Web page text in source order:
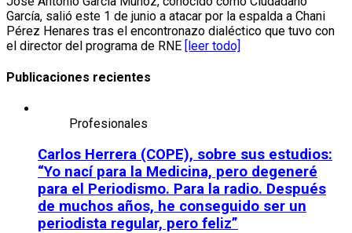
García, salió este 1 de junio a atacar por la espalda a Chani
Pérez Henares tras el encontronazo dialéctico que tuvo con
el director del programa de RNE [leer todo]
Publicaciones recientes
Profesionales
Carlos Herrera (COPE), sobre sus estudios:
“Yo nací para la Medicina, pero degeneré
para el Periodismo. Para la radio. Después
de muchos años, he conseguido ser un
periodista regular, pero feliz”